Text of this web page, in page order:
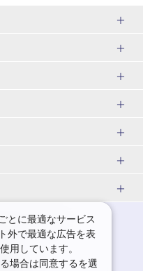
京→長野 新幹線パック
→京都 新幹線パック
州新幹線 旅行
旅行・ツアー
旅行・ツアー
ユニバーサル・スタジオ・ジャパ
り旅行
旅 国内版
ルデンウィーク（GW）の国内
の国内旅行
イバシーポリシー
集
について
とに最適なサービス
外で最適な広告を表
用しています。
場合は同意するを選